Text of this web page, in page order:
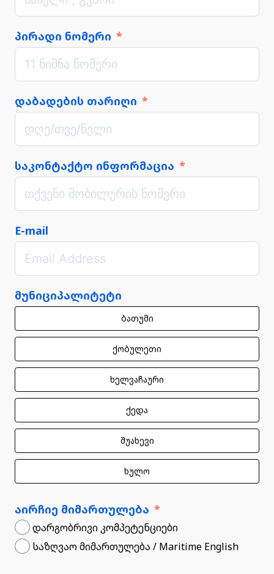
პირადი ნომერი
დაბადების თარიღი
საკონტაქტო ინფორმაცია
E-mail
მუნიციპალიტეტი
ბათუმი
ქობულეთი
ხელვაჩაური
ქედა
შუახევი
ხულო
აირჩიე მიმართულება
დარგობრივი კომპეტენციები
საზღვაო მიმართულება / Maritime English